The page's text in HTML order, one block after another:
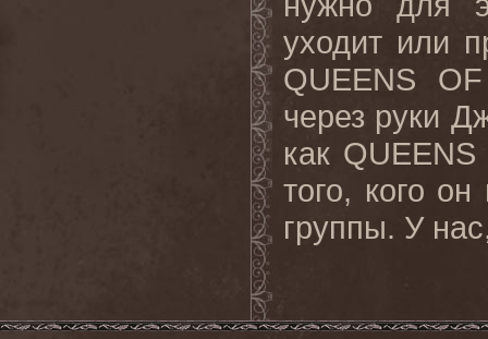
уходит или
QUEENS
через руки
как QUEENS
того, кого
группы. У нас